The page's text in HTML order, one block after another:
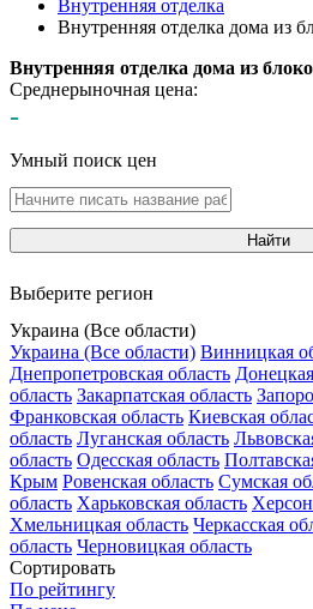
Внутренняя отделка
Внутренняя отделка дома из
Внутренняя отделка дома из
Среднерыночная цена:
-
Умный поиск цен
Найти
Выберите регион
Украина (Все области)
Украина (Все области) Винницкая
Днепропетровская область
область Закарпатская область
Франковская область Киевская
область Луганская область
область Одесская область
Крым Ровенская область Сумская
область Харьковская область
Хмельницкая область Черкасская
область Черновицкая область
Сортировать
По рейтингу